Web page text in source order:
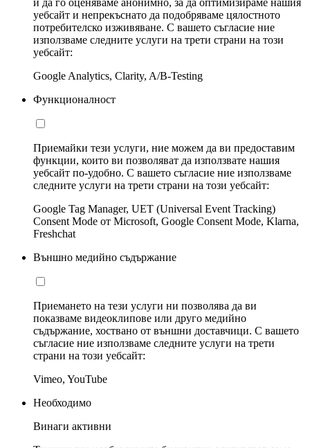
уебсайт и непрекъснато да подобряваме цялостното
потребителско изживяване. С вашето съгласие ние
използваме следните услуги на трети страни на този
уебсайт:
Google Analytics, Clarity, A/B-Testing
Функционалност
Приемайки тези услуги, ние можем да ви предоставим
функции, които ви позволяват да използвате нашия
уебсайт по-удобно. С вашето съгласие ние използваме
следните услуги на трети страни на този уебсайт:
Google Tag Manager, UET (Universal Event Tracking)
Consent Mode от Microsoft, Google Consent Mode, Klarna,
Freshchat
Външно медийно съдържание
Приемането на тези услуги ни позволява да ви
показваме видеоклипове или друго медийно
съдържание, хоствано от външни доставчици. С вашето
съгласие ние използваме следните услуги на трети
страни на този уебсайт:
Vimeo, YouTube
Необходимо
Винаги активни